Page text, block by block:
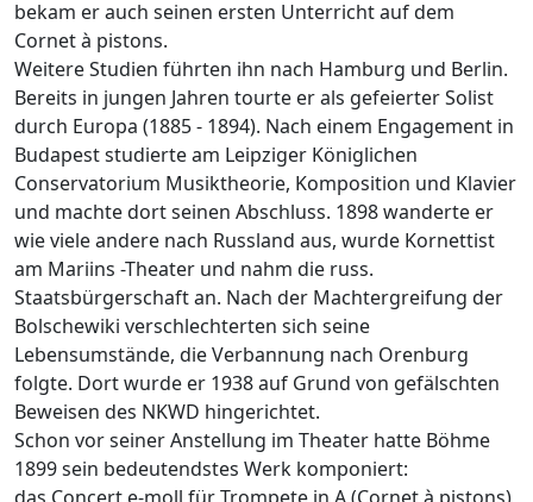
bekam er auch seinen ersten Unterricht auf dem
Cornet à pistons.
Weitere Studien führten ihn nach Hamburg und Berlin.
Bereits in jungen Jahren tourte er als gefeierter Solist
durch Europa (1885 - 1894). Nach einem Engagement in
Budapest studierte am Leipziger Königlichen
Conservatorium Musiktheorie, Komposition und Klavier
und machte dort seinen Abschluss. 1898 wanderte er
wie viele andere nach Russland aus, wurde Kornettist
am Mariins -Theater und nahm die russ.
Staatsbürgerschaft an. Nach der Machtergreifung der
Bolschewiki verschlechterten sich seine
Lebensumstände, die Verbannung nach Orenburg
folgte. Dort wurde er 1938 auf Grund von gefälschten
Beweisen des NKWD hingerichtet.
Schon vor seiner Anstellung im Theater hatte Böhme
1899 sein bedeutendstes Werk komponiert: